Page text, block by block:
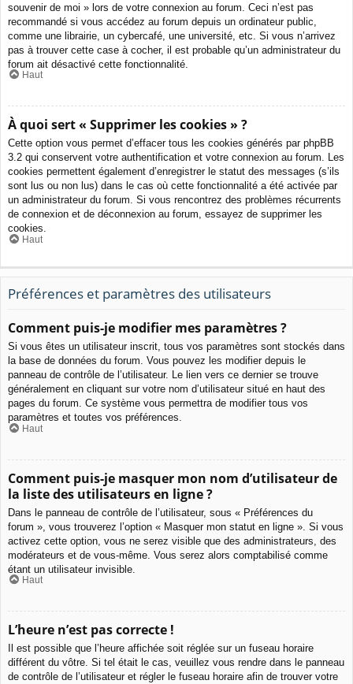
souvenir de moi » lors de votre connexion au forum. Ceci n’est pas
recommandé si vous accédez au forum depuis un ordinateur public,
comme une librairie, un cybercafé, une université, etc. Si vous n’arrivez
pas à trouver cette case à cocher, il est probable qu’un administrateur du
forum ait désactivé cette fonctionnalité.
Haut
À quoi sert « Supprimer les cookies » ?
Cette option vous permet d’effacer tous les cookies générés par phpBB
3.2 qui conservent votre authentification et votre connexion au forum. Les
cookies permettent également d’enregistrer le statut des messages (s’ils
sont lus ou non lus) dans le cas où cette fonctionnalité a été activée par
un administrateur du forum. Si vous rencontrez des problèmes récurrents
de connexion et de déconnexion au forum, essayez de supprimer les
cookies.
Haut
Préférences et paramètres des utilisateurs
Comment puis-je modifier mes paramètres ?
Si vous êtes un utilisateur inscrit, tous vos paramètres sont stockés dans
la base de données du forum. Vous pouvez les modifier depuis le
panneau de contrôle de l’utilisateur. Le lien vers ce dernier se trouve
généralement en cliquant sur votre nom d’utilisateur situé en haut des
pages du forum. Ce système vous permettra de modifier tous vos
paramètres et toutes vos préférences.
Haut
Comment puis-je masquer mon nom d’utilisateur de
la liste des utilisateurs en ligne ?
Dans le panneau de contrôle de l’utilisateur, sous « Préférences du
forum », vous trouverez l’option « Masquer mon statut en ligne ». Si vous
activez cette option, vous ne serez visible que des administrateurs, des
modérateurs et de vous-même. Vous serez alors comptabilisé comme
étant un utilisateur invisible.
Haut
L’heure n’est pas correcte !
Il est possible que l’heure affichée soit réglée sur un fuseau horaire
différent du vôtre. Si tel était le cas, veuillez vous rendre dans le panneau
de contrôle de l’utilisateur et régler le fuseau horaire afin de trouver votre